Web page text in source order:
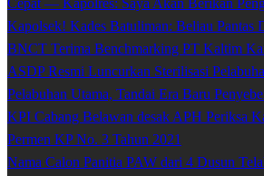
Cepat — Kapolres: Saya Akan Berikan
Kapolsek! Kades Batuliman: Beliau Pantas
BNCT Terima Benchmarking PT Kaltim
ASDP Resmi Luncurkan Sterilisasi
Pelabuhan Utama, Tandai Era Baru
KPI Cabang Belawan desak APH Periksa
Permen KP No. 3 Tahun 2021
Nama Calon Panitia PAW dari 4 Dusun